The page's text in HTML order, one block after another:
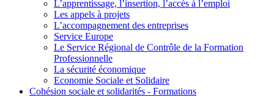
L’apprentissage, l’insertion, l’accès à l’emploi
Les appels à projets
L’accompagnement des entreprises
Service Europe
Le Service Régional de Contrôle de la Formation
Professionnelle
La sécurité économique
Economie Sociale et Solidaire
Cohésion sociale et solidarités - Formations